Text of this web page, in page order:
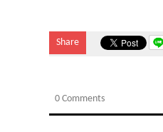
Share
0 Comments